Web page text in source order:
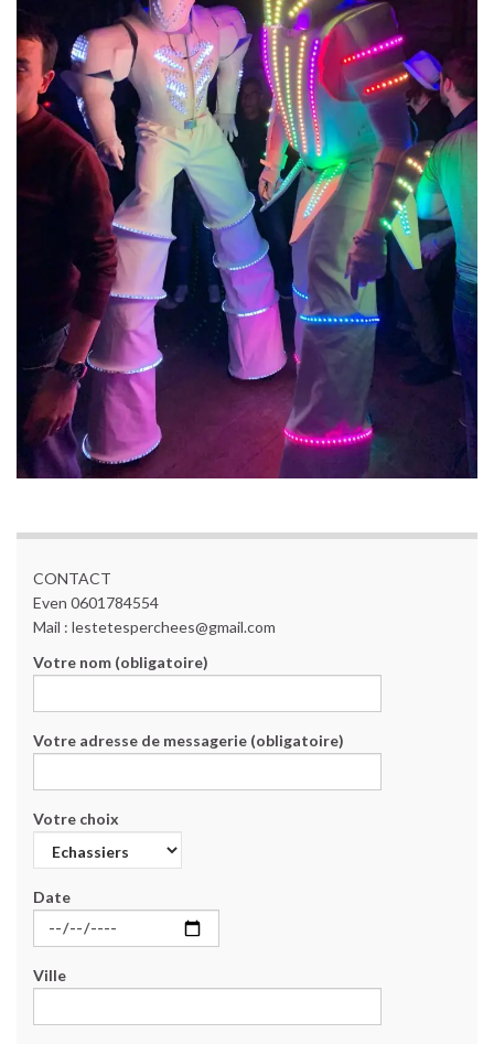
CONTACT
Even 0601784554
Mail : lestetesperchees@gmail.com
Votre nom (obligatoire)
Votre adresse de messagerie (obligatoire)
Votre choix
Date
Ville